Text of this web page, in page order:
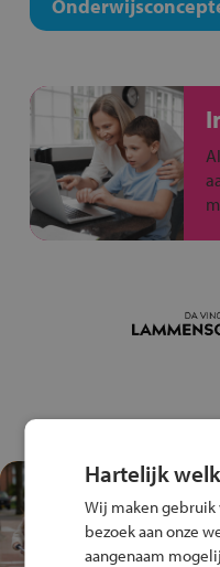
Hartelijk
Wij maken gebruik
bezoek aan onze
aangenaam